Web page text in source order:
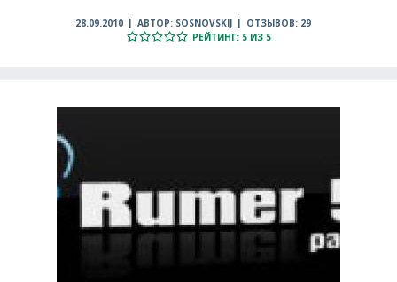
28.09.2010 АВТОР: SOSNOVSKIJ
ОТЗЫВОВ: 29
РЕЙТИНГ: 5 ИЗ 5